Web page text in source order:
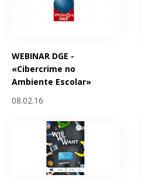
WEBINAR DGE -
«Cibercrime no
Ambiente Escolar»
08.02.16